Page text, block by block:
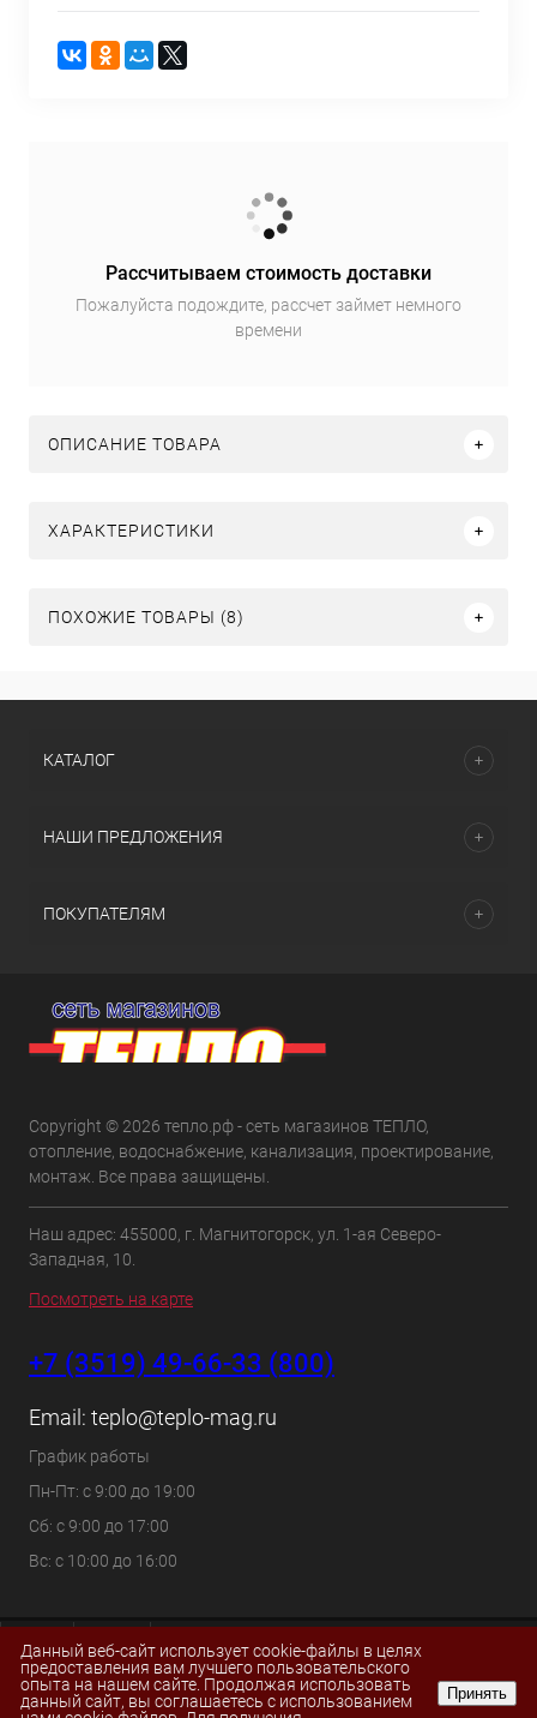
Рассчитываем стоимость доставки
Пожалуйста подождите, рассчет займет немного
времени
ОПИСАНИЕ ТОВАРА
ХАРАКТЕРИСТИКИ
ПОХОЖИЕ ТОВАРЫ (8)
КАТАЛОГ
НАШИ ПРЕДЛОЖЕНИЯ
ПОКУПАТЕЛЯМ
Copyright © 2026 тепло.рф - сеть магазинов ТЕПЛО,
отопление, водоснабжение, канализация, проектирование,
монтаж. Все права защищены.
Наш адрес: 455000, г. Магнитогорск, ул. 1-ая Северо-
Западная, 10.
Посмотреть на карте
+7 (3519) 49-66-33 (800)
Email: teplo@teplo-mag.ru
График работы
Пн-Пт: с 9:00 до 19:00
Сб: с 9:00 до 17:00
Вс: с 10:00 до 16:00
Данный веб-сайт использует cookie-файлы в целях
предоставления вам лучшего пользовательского
опыта на нашем сайте. Продолжая использовать
данный сайт, вы соглашаетесь с использованием
Принять